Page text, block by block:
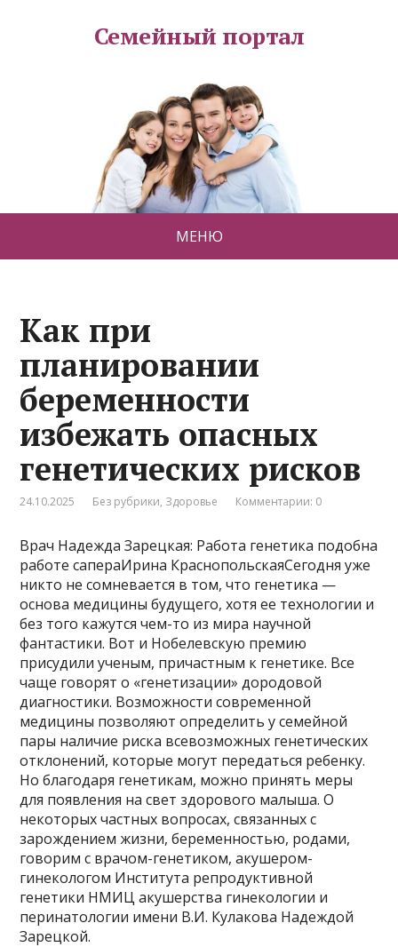
Семейный портал
МЕНЮ
Как при
планировании
беременности
избежать опасных
генетических рисков
24.10.2025 Без рубрики, Здоровье Комментарии: 0
Врач Надежда Зарецкая: Работа генетика подобна
работе сапераИрина КраснопольскаяСегодня уже
никто не сомневается в том, что генетика —
основа медицины будущего, хотя ее технологии и
без того кажутся чем-то из мира научной
фантастики. Вот и Нобелевскую премию
присудили ученым, причастным к генетике. Все
чаще говорят о «генетизации» дородовой
диагностики. Возможности современной
медицины позволяют определить у семейной
пары наличие риска всевозможных генетических
отклонений, которые могут передаться ребенку.
Но благодаря генетикам, можно принять меры
для появления на свет здорового малыша. О
некоторых частных вопросах, связанных с
зарождением жизни, беременностью, родами,
говорим с врачом-генетиком, акушером-
гинекологом Института репродуктивной
генетики НМИЦ акушерства гинекологии и
перинатологии имени В.И. Кулакова Надеждой
Зарецкой.